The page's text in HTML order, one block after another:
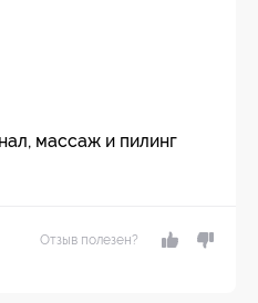
массаж и пилинг
Отзыв полезен?